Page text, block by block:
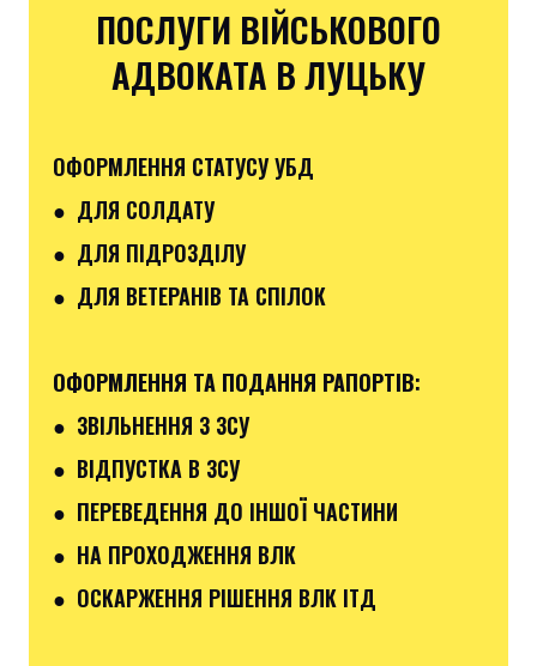
ПОСЛУГИ ВІЙСЬКОВОГО
АДВОКАТА В ЛУЦЬКУ
ОФОРМЛЕННЯ СТАТУСУ УБД
● ДЛЯ СОЛДАТУ
● ДЛЯ ПІДРОЗДІЛУ
● ДЛЯ ВЕТЕРАНІВ ТА СПІЛОК
ОФОРМЛЕННЯ ТА ПОДАННЯ РАПОРТІВ:
● ЗВІЛЬНЕННЯ З ЗСУ
● ВІДПУСТКА В ЗСУ
● ПЕРЕВЕДЕННЯ ДО ІНШОЇ ЧАСТИНИ
● НА ПРОХОДЖЕННЯ ВЛК
● ОСКАРЖЕННЯ РІШЕННЯ ВЛК ІТД